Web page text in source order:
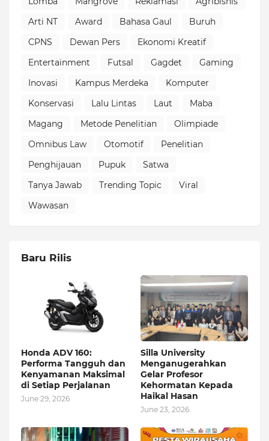
Arti NT
Award Bahasa Gaul
Buruh
CPNS
Dewan Pers
Ekonomi Kreatif
Entertainment
Futsal Gagdet
Gaming
Inovasi
Kampus Merdeka
Komputer
Konservasi
Lalu Lintas Laut
Maba
Magang
Metode Penelitian
Olimpiade
Omnibus Law
Otomotif
Penelitian
Penghijauan
Pupuk
Satwa
Tanya Jawab
Trending Topic
Viral
Wawasan
Baru Rilis
Honda ADV 160:
Performa Tangguh dan
Kenyamanan Maksimal
di Setiap Perjalanan
June 29, 2026
Silla University
Menganugerahkan
Gelar Profesor
Kehormatan Kepada
Haikal Hasan
June 23, 2026